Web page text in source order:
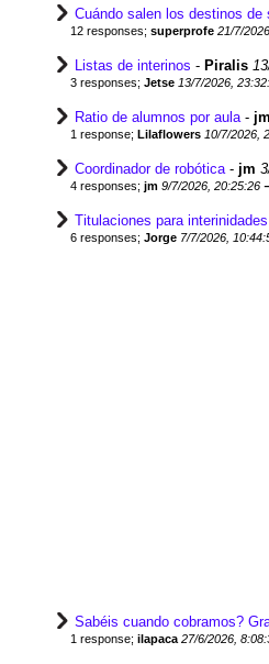
Cuándo salen los destinos de
12 responses; superprofe 21/7/
Listas de interinos - Piralis
3 responses; Jetse 13/7/2026,
Ratio de alumnos por aula- jm
1 response; Lilaflowers 10/7/2026,
Coordinador de robótica - jm
4 responses; jm 9/7/2026, 20:25:26
Titulaciones para
6 responses; Jorge 7/7/2026,
Sabéis cuando cobramos?
1 response; ilapaca 27/6/2026,